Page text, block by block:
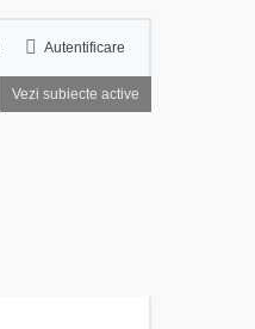
Autentificare
Vezi subiecte active